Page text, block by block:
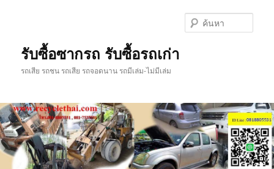
รับซื้อซากรถ รับซื้อรถเก่า
รถเสีย รถชน รถเสีย รถจอดนาน รถมีเล่ม-ไม่มีเล่ม